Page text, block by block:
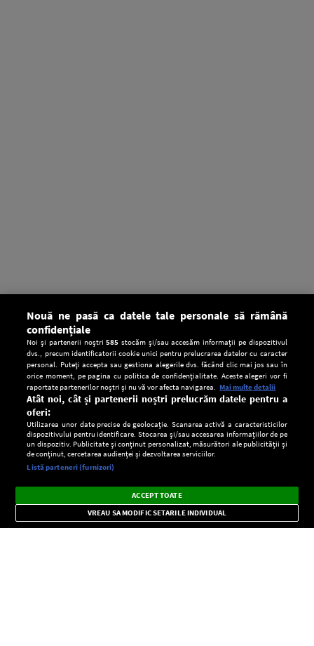
CONFIDENŢIALITATE
Setări:
Dark
Mode
Radio live, podcasturi, știri și alerte
importante.
×
Nouă ne pasă ca datele tale personale să rămână
confidențiale
Noi și partenerii noștri585 stocăm și/sau accesăm informații pe dispozitivul
dvs., precum identificatorii cookie unici pentru prelucrarea datelor cu caracter
personal. Puteți accepta sau gestiona alegerile dvs. făcând clic mai jos sau în
orice moment, pe pagina cu politica de confidențialitate. Aceste alegeri vor fi
raportate partenerilor noștri și nu vă vor afecta navigarea. Mai multe detalii
Atât noi, cât și partenerii noștri prelucrăm datele pentru a
oferi:
Utilizarea unor date precise de geolocație. Scanarea activă a caracteristicilor
dispozitivului pentru identificare. Stocarea și/sau accesarea informațiilor de pe
un dispozitiv. Publicitate și conținut personalizat, măsurători ale publicității și
de conținut, cercetarea audienței și dezvoltarea serviciilor.
Listă parteneri (furnizori)
ACCEPT TOATE
VREAU SA MODIFIC SETARILE INDIVIDUAL